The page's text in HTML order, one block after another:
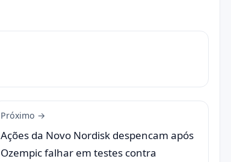
Próximo →
Ações da Novo Nordisk despencam após
Ozempic falhar em testes contra